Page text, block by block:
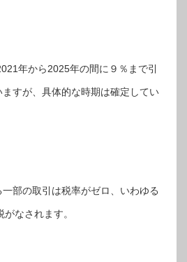
年から2025年の間に９％まで引
すが、具体的な時期は確定してい
部の取引は税率がゼロ、いわゆる
なされます。